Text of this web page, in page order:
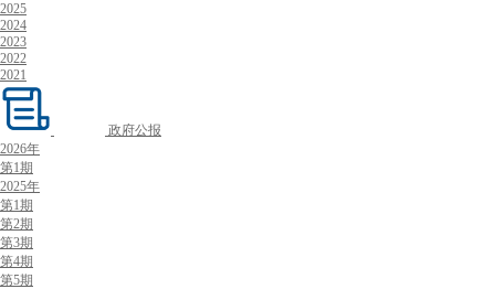
2025
2024
2023
2022
2021
政府公报
2026年
第1期
2025年
第1期
第2期
第3期
第4期
第5期